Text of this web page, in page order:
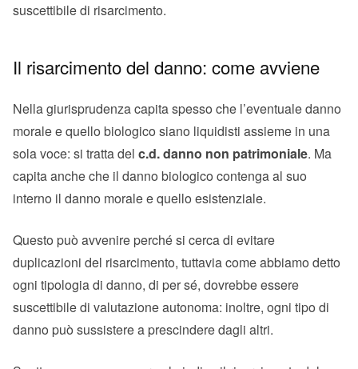
suscettibile di risarcimento.
Il risarcimento del danno: come avviene
Nella giurisprudenza capita spesso che l’eventuale danno
morale e quello biologico siano liquidisti assieme in una
sola voce: si tratta del c.d. danno non patrimoniale. Ma
capita anche che il danno biologico contenga al suo
interno il danno morale e quello esistenziale.
Questo può avvenire perché si cerca di evitare
duplicazioni del risarcimento, tuttavia come abbiamo detto
ogni tipologia di danno, di per sé, dovrebbe essere
suscettibile di valutazione autonoma: inoltre, ogni tipo di
danno può sussistere a prescindere dagli altri.